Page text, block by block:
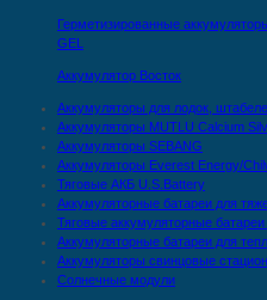
Герметизированные
GEL
Аккумулятор Восток
Аккумуляторы для лодок,
Аккумуляторы MUTLU Calcium
Аккумуляторы SEBANG
Аккумуляторы Everest Energy/
Тяговые АКБ U.S.Battery
Аккумуляторные батареи для
Тяговые аккумуляторные батареи
Аккумуляторные батареи для
Аккумуляторы свинцовые
Солнечные модули